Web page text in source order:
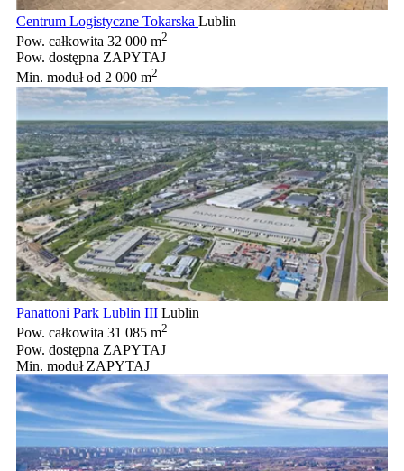
Centrum Logistyczne Tokarska Lublin
Pow. całkowita 32 000 m2
Pow. dostępna ZAPYTAJ
Min. modułod 2 000 m2
Panattoni Park Lublin III Lublin
Pow. całkowita 31 085 m2
Pow. dostępna ZAPYTAJ
Min. moduł ZAPYTAJ